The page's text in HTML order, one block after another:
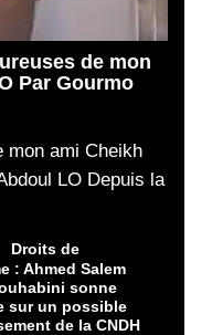
de mon
Par Gourmo
mon ami Cheikh
LO Depuis la
Droits de
: Ahmed Salem
sonne
sur un possible
de la CNDH